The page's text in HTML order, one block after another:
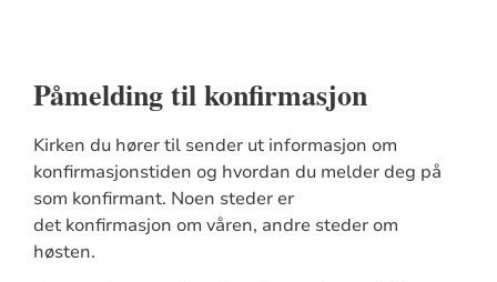
Påmelding til konfirmasjon
Kirken du hører til sender ut informasjon om
konfirmasjonstiden og hvordan du melder deg på
som konfirmant. Noen steder er
det konfirmasjon om våren, andre steder om
høsten.